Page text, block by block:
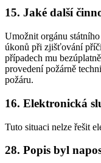
15. Jaké další
Umožnit orgánu
úkonů při zjišťování
případech mu
provedení požárně
požáru.
16. Elektronická
Tuto situaci nelze řešit
28. Popis byl